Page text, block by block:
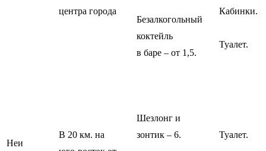
центра города
Безалкогольный
коктейль
в баре – от 1,5.
Кабинки.
Туалет.
Неи
В 20 км. на
Шезлонг и
зонтик – 6.
Туалет.